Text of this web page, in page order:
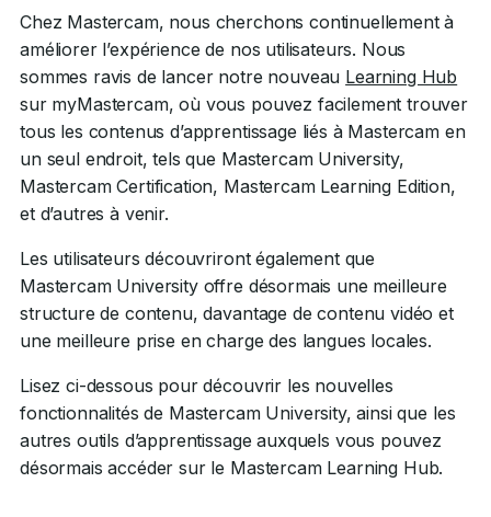
Chez Mastercam, nous cherchons continuellement à
améliorer l’expérience de nos utilisateurs. Nous
sommes ravis de lancer notre nouveau Learning Hub
sur myMastercam, où vous pouvez facilement trouver
tous les contenus d’apprentissage liés à Mastercam en
un seul endroit, tels que Mastercam University,
Mastercam Certification, Mastercam Learning Edition,
et d’autres à venir.
Les utilisateurs découvriront également que
Mastercam University offre désormais une meilleure
structure de contenu, davantage de contenu vidéo et
une meilleure prise en charge des langues locales.
Lisez ci-dessous pour découvrir les nouvelles
fonctionnalités de Mastercam University, ainsi que les
autres outils d’apprentissage auxquels vous pouvez
désormais accéder sur le Mastercam Learning Hub.